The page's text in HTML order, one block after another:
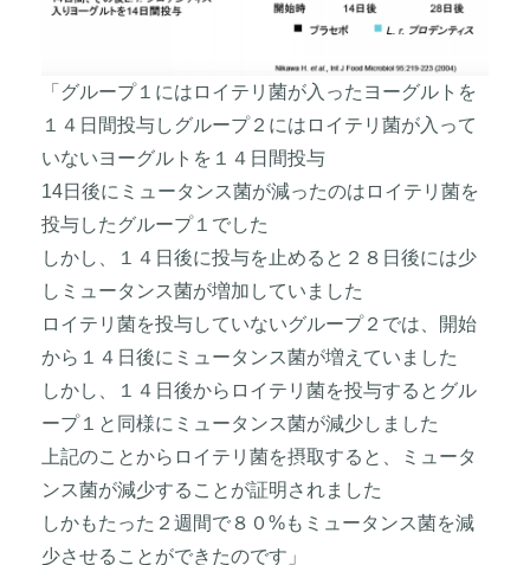
「グループ１にはロイテリ菌が入ったヨーグルトを
１４日間投与しグループ２にはロイテリ菌が入って
いないヨーグルトを１４日間投与
14日後にミュータンス菌が減ったのはロイテリ菌を
投与したグループ１でした
しかし、１４日後に投与を止めると２８日後には少
しミュータンス菌が増加していました
ロイテリ菌を投与していないグループ２では、開始
から１４日後にミュータンス菌が増えていました
しかし、１４日後からロイテリ菌を投与するとグル
ープ１と同様にミュータンス菌が減少しました
上記のことからロイテリ菌を摂取すると、ミュータ
ンス菌が減少することが証明されました
しかもたった２週間で８０%もミュータンス菌を減
少させることができたのです」